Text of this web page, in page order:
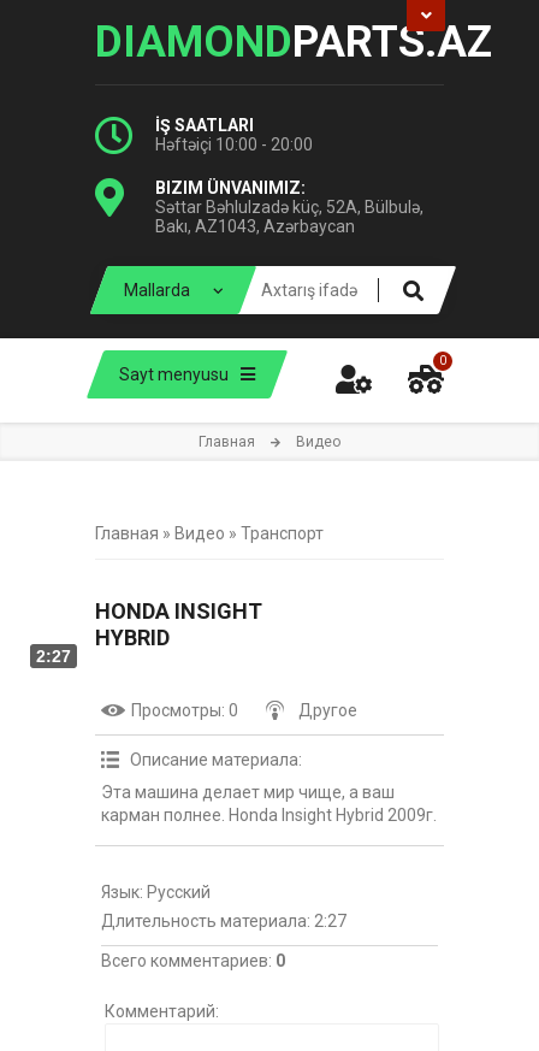
DIAMONDPARTS.AZ
İŞ SAATLARI
Həftəiçi 10:00 - 20:00
BIZIM ÜNVANIMIZ:
Səttar Bəhlulzadə küç, 52A, Bülbulə,
Bakı, AZ1043, Azərbaycan
Sayt menyusu
0
Главная Видео
Главная » Видео » Транспорт
HONDA INSIGHT
HYBRID
2:27
Просмотры: 0 Другое
Описание материала:
Эта машина делает мир чище, а ваш
карман полнее. Honda Insight Hybrid 2009г.
Язык: Русский
Длительность материала: 2:27
Всего комментариев: 0
Комментарий: